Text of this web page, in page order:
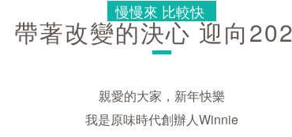
慢慢來 比較快
帶著改變的決心 迎向
－
親愛的大家，新年快樂
我是原味時代創辦人Winnie